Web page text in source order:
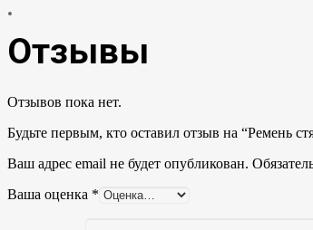
Отзывы
Отзывов пока нет.
Будьте первым, кто оставил отзыв на “Ремень
Ваш адрес email не будет опубликован.
Ваша оценка *